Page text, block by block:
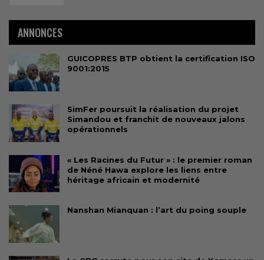
ANNONCES
GUICOPRES BTP obtient la certification ISO
9001:2015
SimFer poursuit la réalisation du projet
Simandou et franchit de nouveaux jalons
opérationnels
« Les Racines du Futur » : le premier roman
de Néné Hawa explore les liens entre
héritage africain et modernité
Nanshan Mianquan : l’art du poing souple